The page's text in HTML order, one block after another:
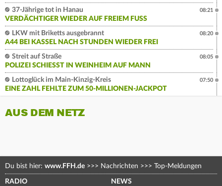
37-Jährige tot in Hanau
VERDÄCHTIGER WIEDER AUF FREIEM FUSS
08:21
LKW mit Briketts ausgebrannt
A44 BEI KASSEL NACH STUNDEN WIEDER FREI
08:20
Streit auf Straße
POLIZEI SCHIESST IN WEINHEIM AUF MANN
08:05
Lottoglück im Main-Kinzig-Kreis
EINE ZAHL FEHLTE ZUM 50-MILLIONEN-JACKPOT
07:50
AUS DEM NETZ
Du bist hier: www.FFH.de >>> Nachrichten >>> Top-Meldungen
RADIO NEWS